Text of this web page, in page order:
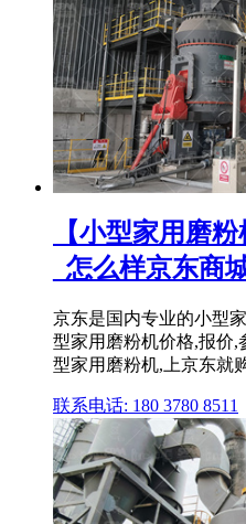
【小型家用磨
_怎么样京东商
京东是国内专业的小型
型家用磨粉机价格,报价,
型家用磨粉机,上京东就
联系电话: 180 3780 8511